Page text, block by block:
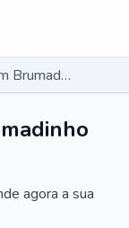
Pneumologista em Brumadinho - MG
agora a sua